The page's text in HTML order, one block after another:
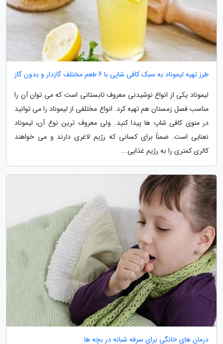
طرز تهیه لیموناد به سبک کافی شاپی با 6 طعم مختلف گازدار و بدون گاز
لیموناد یکی از انواع نوشیدنی معروف تابستانی است که می توان آن را
مناسب فصل زمستان هم تهیه کرد. انواع مختلفی از لیموناد را می توانید
در منوی کافی شاپ ها پیدا کنید. ولی معروف ترین نوع آن، لیموناد
نعنایی است. ضمناً برای کسانی که رژیم لاغری دارند و می خواهند
کالری کمتری را به رژیم غذایی...
درمان های خانگی برای سرفه شبانه در بچه ها